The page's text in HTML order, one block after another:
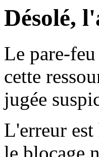
Désolé,
Le pare-
cette
jugée
L'erreur